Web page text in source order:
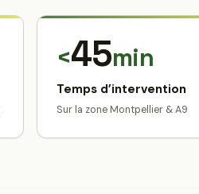
<45min
Temps d’intervention
Sur la zone Montpellier & A9